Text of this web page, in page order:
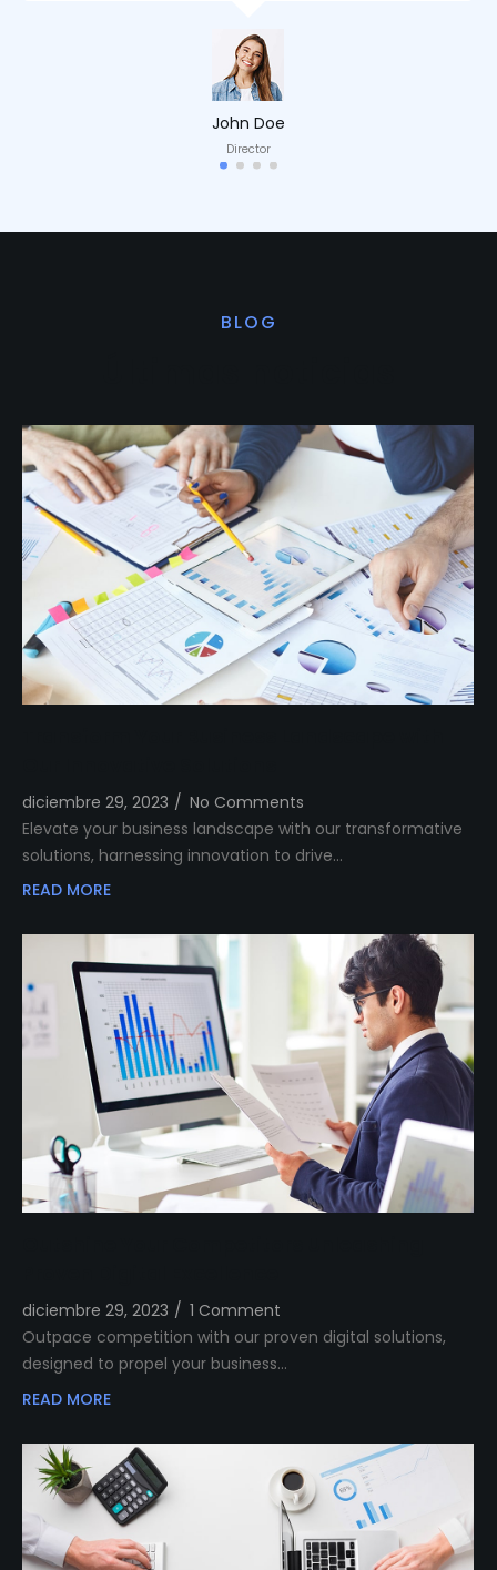
John Doe
Director
BLOG
diciembre 29, 2023 / No Comments
Elevate your business landscape with our transformative
solutions, harnessing innovation to drive…
READ MORE
diciembre 29, 2023 / 1 Comment
Outpace competition with our proven digital solutions,
designed to propel your business…
READ MORE